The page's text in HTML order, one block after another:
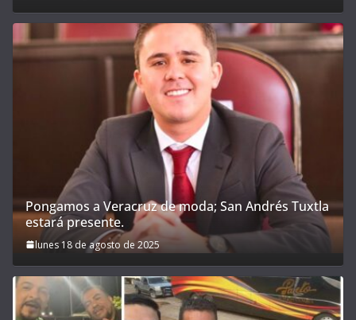
Pongamos a Veracruz de moda; San Andrés Tuxtla
estará presente.
lunes 18 de agosto de 2025